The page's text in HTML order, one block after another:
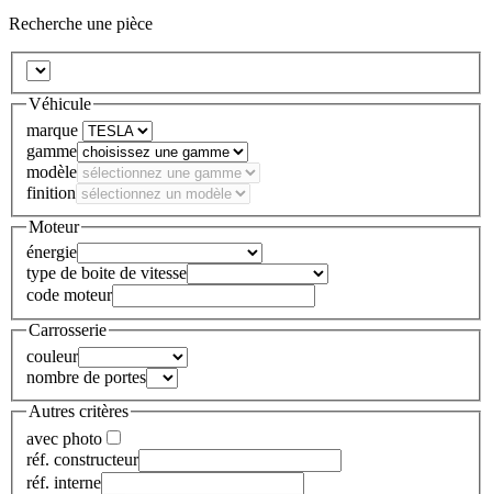
Recherche une pièce
Véhicule
marque
gamme
modèle
finition
Moteur
énergie
type de boite de vitesse
code moteur
Carrosserie
couleur
nombre de portes
Autres critères
avec photo
réf. constructeur
réf. interne